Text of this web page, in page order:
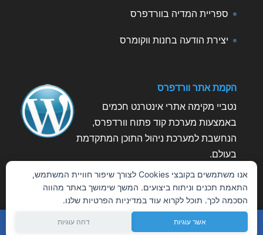
Cookie
Consent
אנו משתמשים בקובצי Cookies לצורך שיפור חוויית המשתמש,
התאמת תכנים וניתוח ביצועים. המשך שימושך באתר מהווה
הסכמה לכך. תוכל לקרוא עוד במדיניות הפרטיות שלנו.
אשר עוגיות דחה עוגיות
ספריית המדיה בוורדפרס
יצירת הודעה בחנות ווקומרס
הקמת אתר וורדפרס
נטביי מקימה אתרי אינטרנט חכמים
באמצעות מערכת קוד פתוח וורדפרס,
הנחשבת למערכת ניהול התוכן המתקדמת
בעולם.